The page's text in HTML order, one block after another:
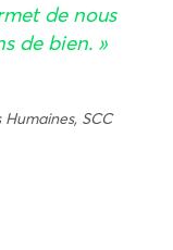
de nous
de bien. »
SCC